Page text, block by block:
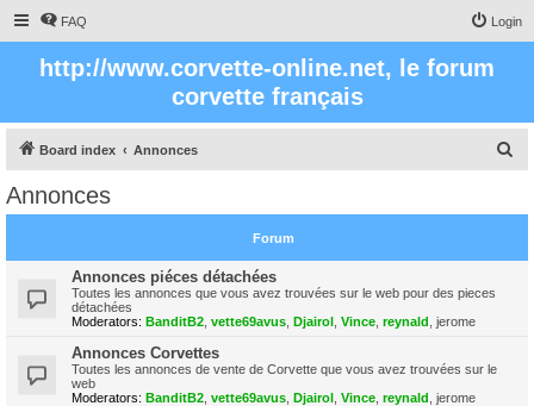
FAQ Login
http://www.corvette-online.net, le forum
corvette français
Board index Annonces
c
Annonces
Forum
Annonces piéces détachées
Toutes les annonces que vous avez trouvées sur le web pour des pieces
détachées
Moderators: BanditB2 vette69avus Djairol Vince reynald jerome
Annonces Corvettes
Toutes les annonces de vente de Corvette que vous avez trouvées sur le
web
Moderators: BanditB2 vette69avus Djairol Vince reynald jerome